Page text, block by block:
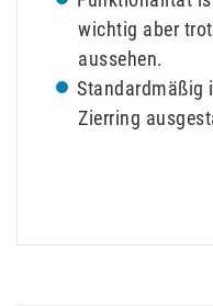
wichtig aber
aussehen.
Standardmäßig
Zierring